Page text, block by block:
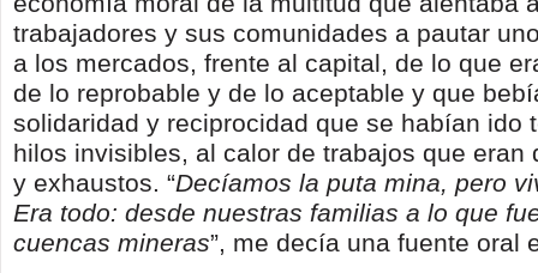
trabajadores y sus comunidades a pautar
a los mercados, frente al capital, de lo que
de lo reprobable y de lo aceptable y que
solidaridad y reciprocidad que se habían ido
hilos invisibles, al calor de trabajos que eran
y exhaustos. “Decíamos la puta mina, pero
Era todo: desde nuestras familias a lo que
cuencas mineras”, me decía una fuente oral